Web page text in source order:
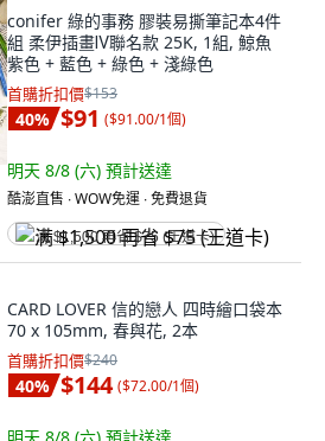
conifer 綠的事務 膠裝易撕筆記本4件
組 柔伊插畫Ⅳ聯名款 25K, 1組, 鯨魚
紫色 + 藍色 + 綠色 + 淺綠色
首購折扣價$153
40% $91 ($91.00/1個)
明天 8/8 (六) 預計送達
酷澎直售 ∙ WOW免運 ∙ 免費退貨
满 $1,500 再省 $75 (王道卡)
CARD LOVER 信的戀人 四時繪口袋本
70 x 105mm, 春與花, 2本
首購折扣價$240
40% $144 ($72.00/1個)